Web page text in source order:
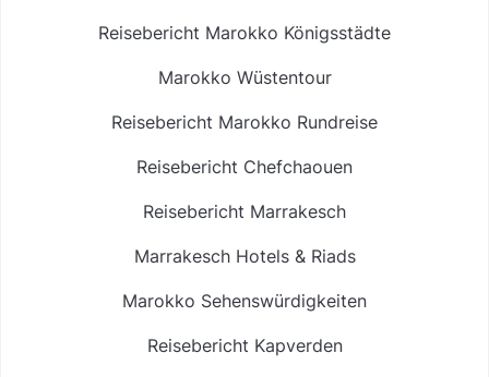
Reisebericht Marokko Königsstädte
Marokko Wüstentour
Reisebericht Marokko Rundreise
Reisebericht Chefchaouen
Reisebericht Marrakesch
Marrakesch Hotels & Riads
Marokko Sehenswürdigkeiten
Reisebericht Kapverden